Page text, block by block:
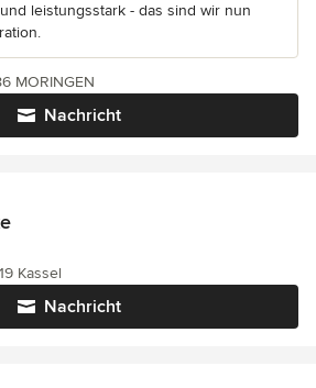
leistungsstark - das sind wir nun
Nachricht
MORINGEN
Nachricht
Kassel